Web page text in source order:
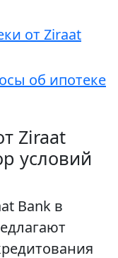
от Ziraat
об ипотеке
Ziraat
условий
Bank в